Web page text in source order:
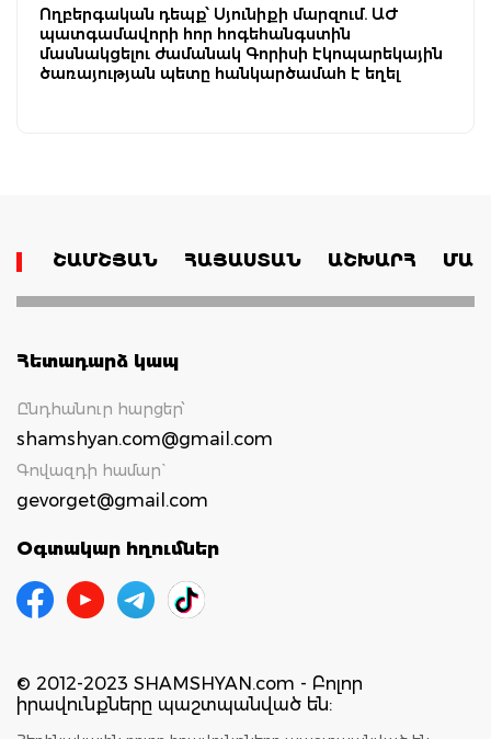
Ողբերգական դեպք՝ Սյունիքի մարզում. ԱԺ
պատգամավորի հոր հոգեհանգստին
մասնակցելու ժամանակ Գորիսի էկոպարեկային
ծառայության պետը հանկարծամահ է եղել
ՇԱՄՇՅԱՆ ՀԱՅԱՍՏԱՆ ԱՇԽԱՐՀ
Հետադարձ կապ
Ընդհանուր հարցեր՝
shamshyan.com@gmail.com
Գովազդի համար`
gevorget@gmail.com
Օգտակար հղումներ
© 2012-2023 SHAMSHYAN.com - Բոլոր
իրավունքները պաշտպանված են: